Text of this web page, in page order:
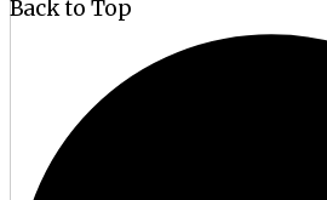
Back to Top